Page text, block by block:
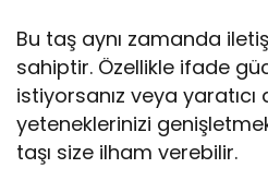
Bu taş aynı zamanda
sahiptir. Özellikle ifade
istiyorsanız veya yaratıcı
yeteneklerinizi
taşı size ilham verebilir.